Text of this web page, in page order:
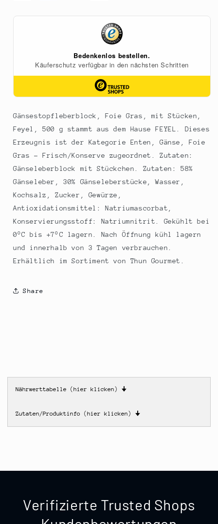
Gänsestopfleberblock, Foie Gras, mit Stücken,
Feyel, 500 g stammt aus dem Hause FEYEL. Dieses
Erzeugnis ist der Kategorie Enten, Gänse, Foie
Gras - Frisch/Konserve zugeordnet. Zutaten:
Gänseleberblock mit Stückchen. Zutaten: 58%
Gänseleber, 30% Gänseleberstücke, Wasser,
Kochsalz, Zucker, Gewürze,
Antioxidationsmittel: Natriumascorbat,
Konservierungsstoff: Natriumnitrit. Gekühlt bei
0°C bis +7°C lagern. Nach Öffnung kühl lagern
und innerhalb von 3 Tagen verbrauchen.
Erhältlich im Sortiment von Thun Gourmet.
Share
Nährwerttabelle (hier klicken) 🠋
Zutaten/Produktinfo (hier klicken) 🠋
Verifizierte Trusted Shops